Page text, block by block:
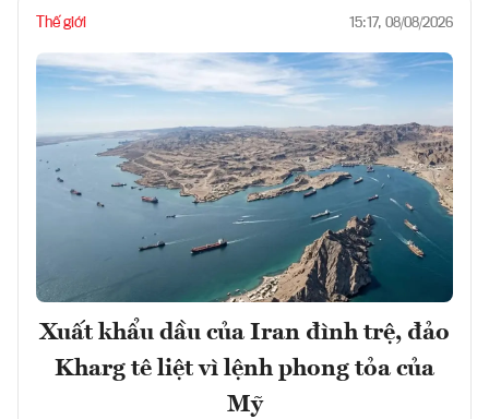
Thế giới 15:17, 08/08/2026
Xuất khẩu dầu của Iran đình trệ, đảo
Kharg tê liệt vì lệnh phong tỏa của
Mỹ